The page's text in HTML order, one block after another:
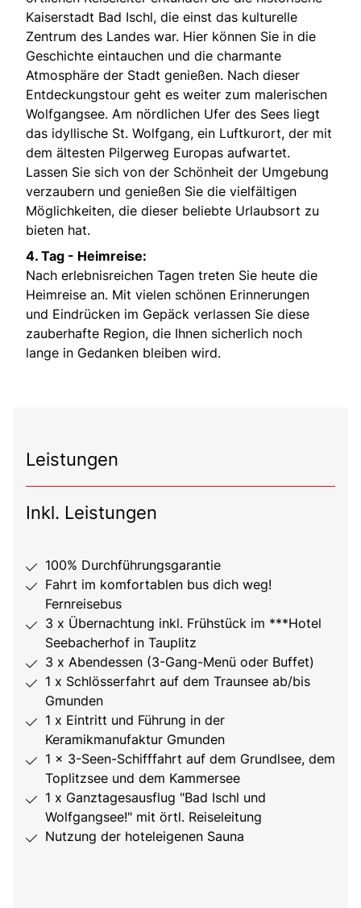
Kaiserstadt Bad Ischl, die einst das kulturelle
Zentrum des Landes war. Hier können Sie in die
Geschichte eintauchen und die charmante
Atmosphäre der Stadt genießen. Nach dieser
Entdeckungstour geht es weiter zum malerischen
Wolfgangsee. Am nördlichen Ufer des Sees liegt
das idyllische St. Wolfgang, ein Luftkurort, der mit
dem ältesten Pilgerweg Europas aufwartet.
Lassen Sie sich von der Schönheit der Umgebung
verzaubern und genießen Sie die vielfältigen
Möglichkeiten, die dieser beliebte Urlaubsort zu
bieten hat.
4. Tag - Heimreise:
Nach erlebnisreichen Tagen treten Sie heute die
Heimreise an. Mit vielen schönen Erinnerungen
und Eindrücken im Gepäck verlassen Sie diese
zauberhafte Region, die Ihnen sicherlich noch
lange in Gedanken bleiben wird.
Leistungen
Inkl. Leistungen
100% Durchführungsgarantie
Fahrt im komfortablen bus dich weg!
Fernreisebus
3 x Übernachtung inkl. Frühstück im ***Hotel
Seebacherhof in Tauplitz
3 x Abendessen (3-Gang-Menü oder Buffet)
1 x Schlösserfahrt auf dem Traunsee ab/bis
Gmunden
1 x Eintritt und Führung in der
Keramikmanufaktur Gmunden
1 x 3-Seen-Schifffahrt auf dem Grundlsee, dem
Toplitzsee und dem Kammersee
1 x Ganztagesausflug "Bad Ischl und
Wolfgangsee!" mit örtl. Reiseleitung
Nutzung der hoteleigenen Sauna